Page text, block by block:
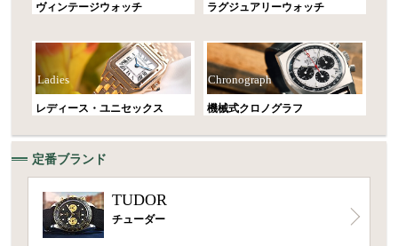
ヴィンテージウォッチ ラグジュアリーウォッチ
Ladies
レディース・ユニセックス
Chronograph
機械式クロノグラフ
定番ブランド
TUDOR
チューダー